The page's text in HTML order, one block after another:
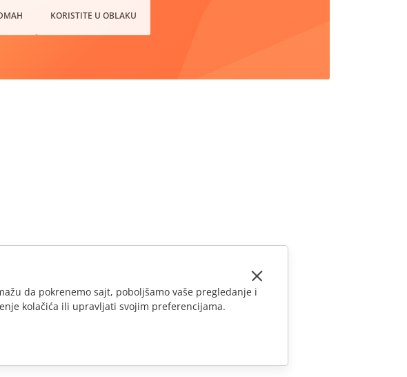
KORISTITE U OBLAKU
da pokrenemo sajt, poboljšamo vaše pregledanje i
kolačića ili upravljati svojim preferencijama.